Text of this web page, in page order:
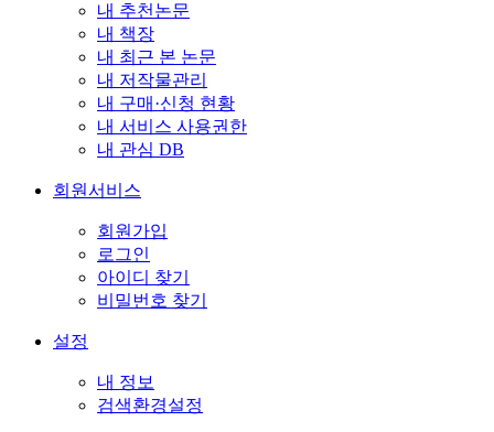
내 추천논문
내 책장
내 최근 본 논문
내 저작물관리
내 구매·신청 현황
내 서비스 사용권한
내 관심 DB
회원서비스
회원가입
로그인
아이디 찾기
비밀번호 찾기
설정
내 정보
검색환경설정